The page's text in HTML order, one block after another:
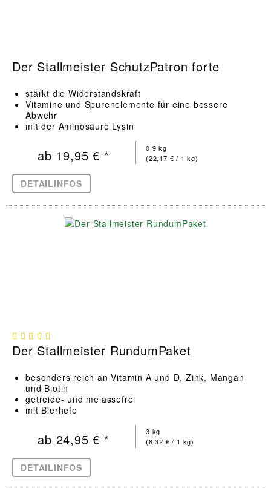
Der Stallmeister SchutzPatron forte
stärkt die Widerstandskraft
Vitamine und Spurenelemente für eine bessere
Abwehr
mit der Aminosäure Lysin
0,9 kg
(22,17 € / 1 kg)
ab 19,95 € *
DETAILINFOS
Der Stallmeister RundumPaket
besonders reich an Vitamin A und D, Zink, Mangan
und Biotin
getreide- und melassefrei
mit Bierhefe
3 kg
(8,32 € / 1 kg)
ab 24,95 € *
DETAILINFOS